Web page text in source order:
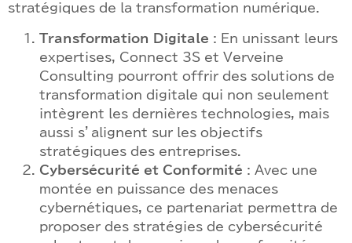
stratégiques de la transformation numérique.
Transformation Digitale : En unissant leurs
expertises, Connect 3S et Verveine
Consulting pourront offrir des solutions de
transformation digitale qui non seulement
intègrent les dernières technologies, mais
aussi s’alignent sur les objectifs
stratégiques des entreprises.
Cybersécurité et Conformité : Avec une
montée en puissance des menaces
cybernétiques, ce partenariat permettra de
proposer des stratégies de cybersécurité